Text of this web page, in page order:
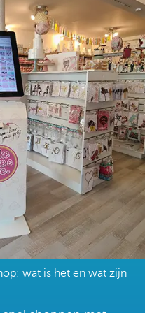
wat is het en wat zijn